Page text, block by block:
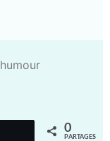
humour
0
PARTAGES